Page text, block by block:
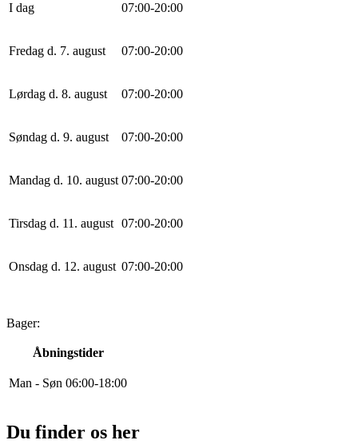
I dag 07:00-20:00
Fredag d. 7. august 07:00-20:00
Lørdag d. 8. august 07:00-20:00
Søndag d. 9. august 07:00-20:00
Mandag d. 10. august 07:00-20:00
Tirsdag d. 11. august 07:00-20:00
Onsdag d. 12. august 07:00-20:00
Bager:
Åbningstider
Man - Søn 06:00-18:00
Du finder os her